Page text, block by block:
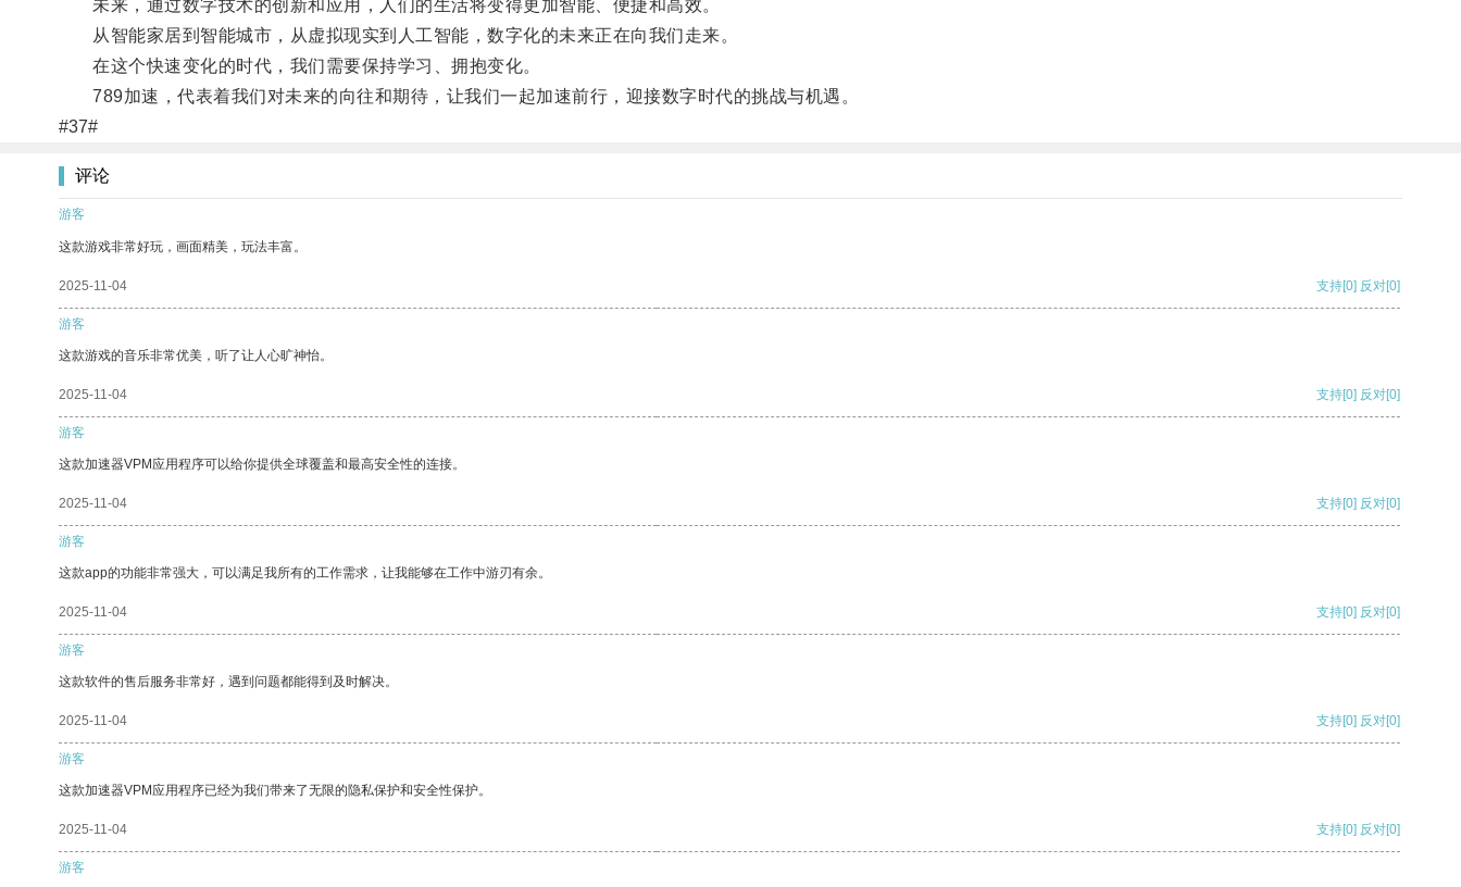
未来，通过数字技术的创新和应用，人们的生活将变得更加智能、便捷和高效。
从智能家居到智能城市，从虚拟现实到人工智能，数字化的未来正在向我们走来。
在这个快速变化的时代，我们需要保持学习、拥抱变化。
789加速，代表着我们对未来的向往和期待，让我们一起加速前行，迎接数字时代的挑战与机遇。
#37#
评论
游客
这款游戏非常好玩，画面精美，玩法丰富。
2025-11-04 支持[0] 反对[0]
游客
这款游戏的音乐非常优美，听了让人心旷神怡。
2025-11-04 支持[0] 反对[0]
游客
这款加速器VPM应用程序可以给你提供全球覆盖和最高安全性的连接。
2025-11-04 支持[0] 反对[0]
游客
这款app的功能非常强大，可以满足我所有的工作需求，让我能够在工作中游刃有余。
2025-11-04 支持[0] 反对[0]
游客
这款软件的售后服务非常好，遇到问题都能得到及时解决。
2025-11-04 支持[0] 反对[0]
游客
这款加速器VPM应用程序已经为我们带来了无限的隐私保护和安全性保护。
2025-11-04 支持[0] 反对[0]
游客